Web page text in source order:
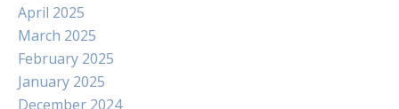
April 2025
March 2025
February 2025
January 2025
December 2024